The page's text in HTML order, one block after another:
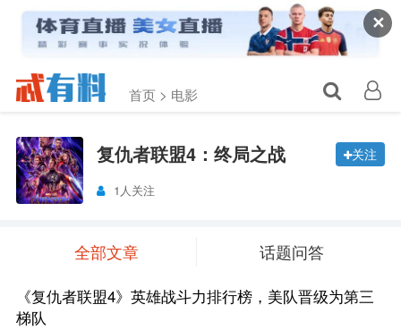
✕
首页 > 电影
复仇者联盟4：终局之战
1人关注
关注
全部文章
话题问答
《复仇者联盟4》英雄战斗力排行榜，美队晋级为第三
梯队